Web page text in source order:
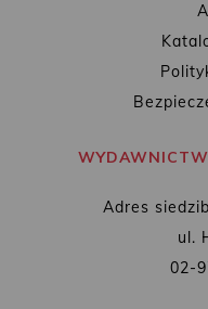
Adres
ul.
02-